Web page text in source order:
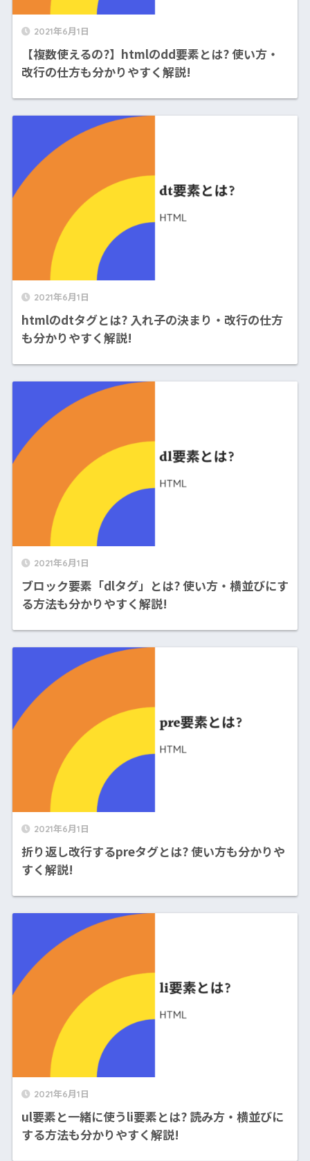
2021年6月1日
【複数使えるの?】htmlのdd要素とは? 使い方・
改行の仕方も分かりやすく解説!
2021年6月1日
htmlのdtタグとは? 入れ子の決まり・改行の仕方
も分かりやすく解説!
2021年6月1日
ブロック要素「dlタグ」とは? 使い方・横並びにす
る方法も分かりやすく解説!
2021年6月1日
折り返し改行するpreタグとは? 使い方も分かりや
すく解説!
2021年6月1日
ul要素と一緒に使うli要素とは? 読み方・横並びに
する方法も分かりやすく解説!